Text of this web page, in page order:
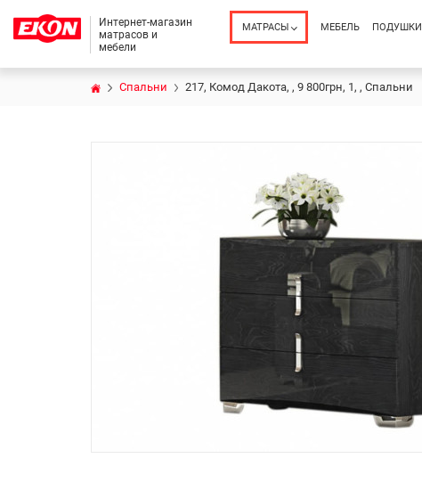
Интернет-магазин
матрасов и
мебели
МАТРАСЫ МЕБЕЛЬ ПОДУШКИ
Спальни 217, Комод Дакота, , 9 800грн, 1, , Спальни